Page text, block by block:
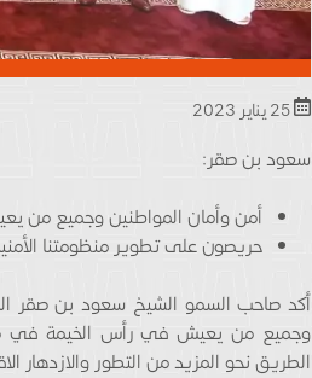
سعود بن صقر:
أمن وأمان المواطنين وجميع من
حريصون على تطوير منظومتنا
أكد صاحب السمو الشيخ سعود بن صقر
وجميع من يعيش في رأس الخيمة في
الطريق نحو المزيد من التطور والازدهار